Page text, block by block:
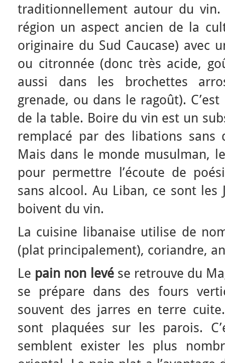
traditionnellement autour du
région un aspect ancien de la
originaire du Sud Caucase) avec
ou citronnée (donc très acide,
aussi dans les brochettes
grenade, ou dans le ragoût).
de la table. Boire du vin est un
remplacé par des libations sans
Mais dans le monde musulman,
pour permettre l’écoute de
sans alcool. Au Liban, ce sont les
boivent du vin.
La cuisine libanaise utilise de
(plat principalement), coriandre,
Le pain non levése retrouve du
se prépare dans des fours
souvent des jarres en terre
sont plaquées sur les parois.
semblent exister les plus